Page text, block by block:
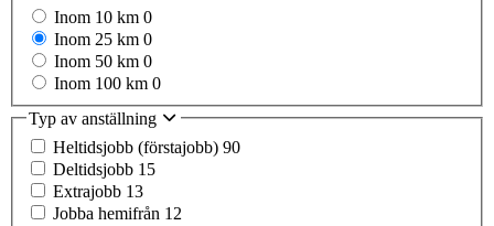
Inom 10 km 0
Inom 25 km 0
Inom 50 km 0
Inom 100 km 0
Typ av anställning
Heltidsjobb (förstajobb) 90
Deltidsjobb 15
Extrajobb 13
Jobba hemifrån 12